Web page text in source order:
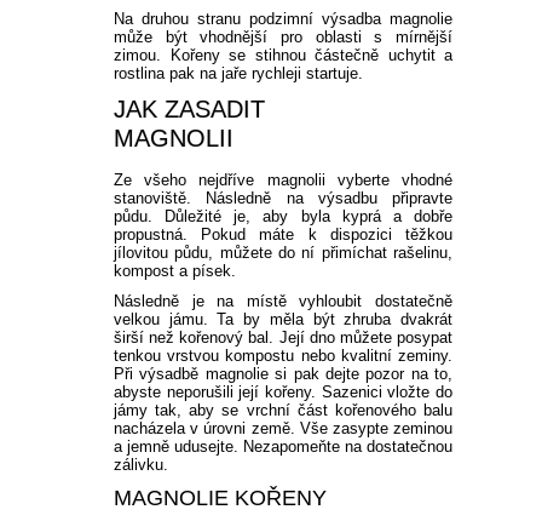
Na druhou stranu podzimní výsadba magnolie
může být vhodnější pro oblasti s mírnější
zimou. Kořeny se stihnou částečně uchytit a
rostlina pak na jaře rychleji startuje.
JAK ZASADIT
MAGNOLII
Ze všeho nejdříve magnolii vyberte vhodné
stanoviště. Následně na výsadbu připravte
půdu. Důležité je, aby byla kyprá a dobře
propustná. Pokud máte k dispozici těžkou
jílovitou půdu, můžete do ní přimíchat rašelinu,
kompost a písek.
Následně je na místě vyhloubit dostatečně
velkou jámu. Ta by měla být zhruba dvakrát
širší než kořenový bal. Její dno můžete posypat
tenkou vrstvou kompostu nebo kvalitní zeminy.
Při výsadbě magnolie si pak dejte pozor na to,
abyste neporušili její kořeny. Sazenici vložte do
jámy tak, aby se vrchní část kořenového balu
nacházela v úrovni země. Vše zasypte zeminou
a jemně udusejte. Nezapomeňte na dostatečnou
zálivku.
MAGNOLIE KOŘENY